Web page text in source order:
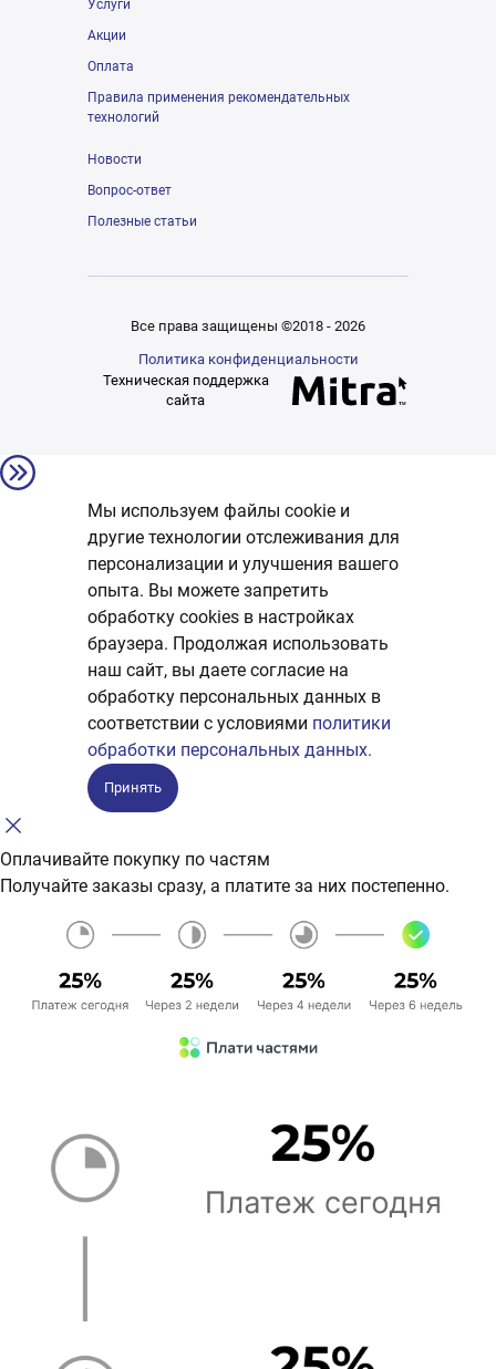
Услуги
Акции
Оплата
Правила применения рекомендательных
технологий
Новости
Вопрос-ответ
Полезные статьи
Все права защищены ©2018 - 2026
Политика конфиденциальности
Техническая поддержка
сайта
Мы используем файлы cookie и
другие технологии отслеживания для
персонализации и улучшения вашего
опыта. Вы можете запретить
обработку сookies в настройках
браузера. Продолжая использовать
наш сайт, вы даете согласие на
обработку персональных данных в
соответствии с условиями политики
обработки персональных данных.
Принять
Оплачивайте покупку по частям
Получайте заказы сразу, а платите за них постепенно.